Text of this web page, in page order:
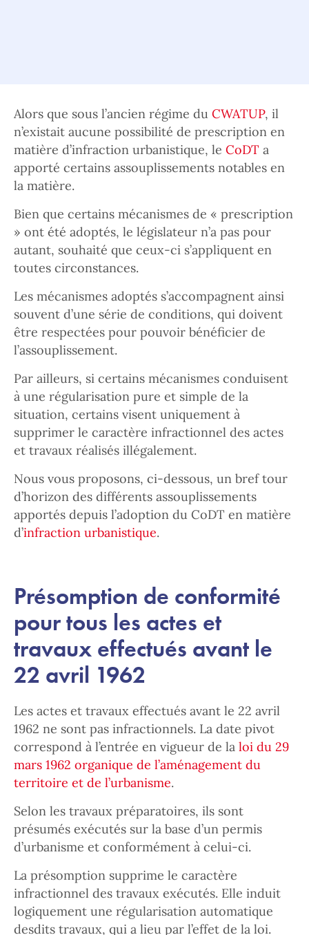
Alors que sous l’ancien régime du CWATUP, il
n’existait aucune possibilité de prescription en
matière d’infraction urbanistique, le CoDT a
apporté certains assouplissements notables en
la matière.
Bien que certains mécanismes de « prescription
» ont été adoptés, le législateur n’a pas pour
autant, souhaité que ceux-ci s’appliquent en
toutes circonstances.
Les mécanismes adoptés s’accompagnent ainsi
souvent d’une série de conditions, qui doivent
être respectées pour pouvoir bénéficier de
l’assouplissement.
Par ailleurs, si certains mécanismes conduisent
à une régularisation pure et simple de la
situation, certains visent uniquement à
supprimer le caractère infractionnel des actes
et travaux réalisés illégalement.
Nous vous proposons, ci-dessous, un bref tour
d’horizon des différents assouplissements
apportés depuis l’adoption du CoDT en matière
d’infraction urbanistique.
Présomption de conformité
pour tous les actes et
travaux effectués avant le
22 avril 1962
Les actes et travaux effectués avant le 22 avril
1962 ne sont pas infractionnels. La date pivot
correspond à l’entrée en vigueur de la loi du 29
mars 1962 organique de l’aménagement du
territoire et de l’urbanisme.
Selon les travaux préparatoires, ils sont
présumés exécutés sur la base d’un permis
d’urbanisme et conformément à celui-ci.
La présomption supprime le caractère
infractionnel des travaux exécutés. Elle induit
logiquement une régularisation automatique
desdits travaux, qui a lieu par l’effet de la loi.